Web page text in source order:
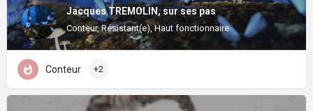
Jacques TREMOLIN, sur ses pas
Conteur, Résistant(e), Haut fonctionnaire
Conteur +2